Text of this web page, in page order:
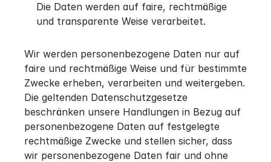
Die Daten werden auf faire, rechtmäßige
und transparente Weise verarbeitet.
Wir werden personenbezogene Daten nur auf
faire und rechtmäßige Weise und für bestimmte
Zwecke erheben, verarbeiten und weitergeben.
Die geltenden Datenschutzgesetze
beschränken unsere Handlungen in Bezug auf
personenbezogene Daten auf festgelegte
rechtmäßige Zwecke und stellen sicher, dass
wir personenbezogene Daten fair und ohne